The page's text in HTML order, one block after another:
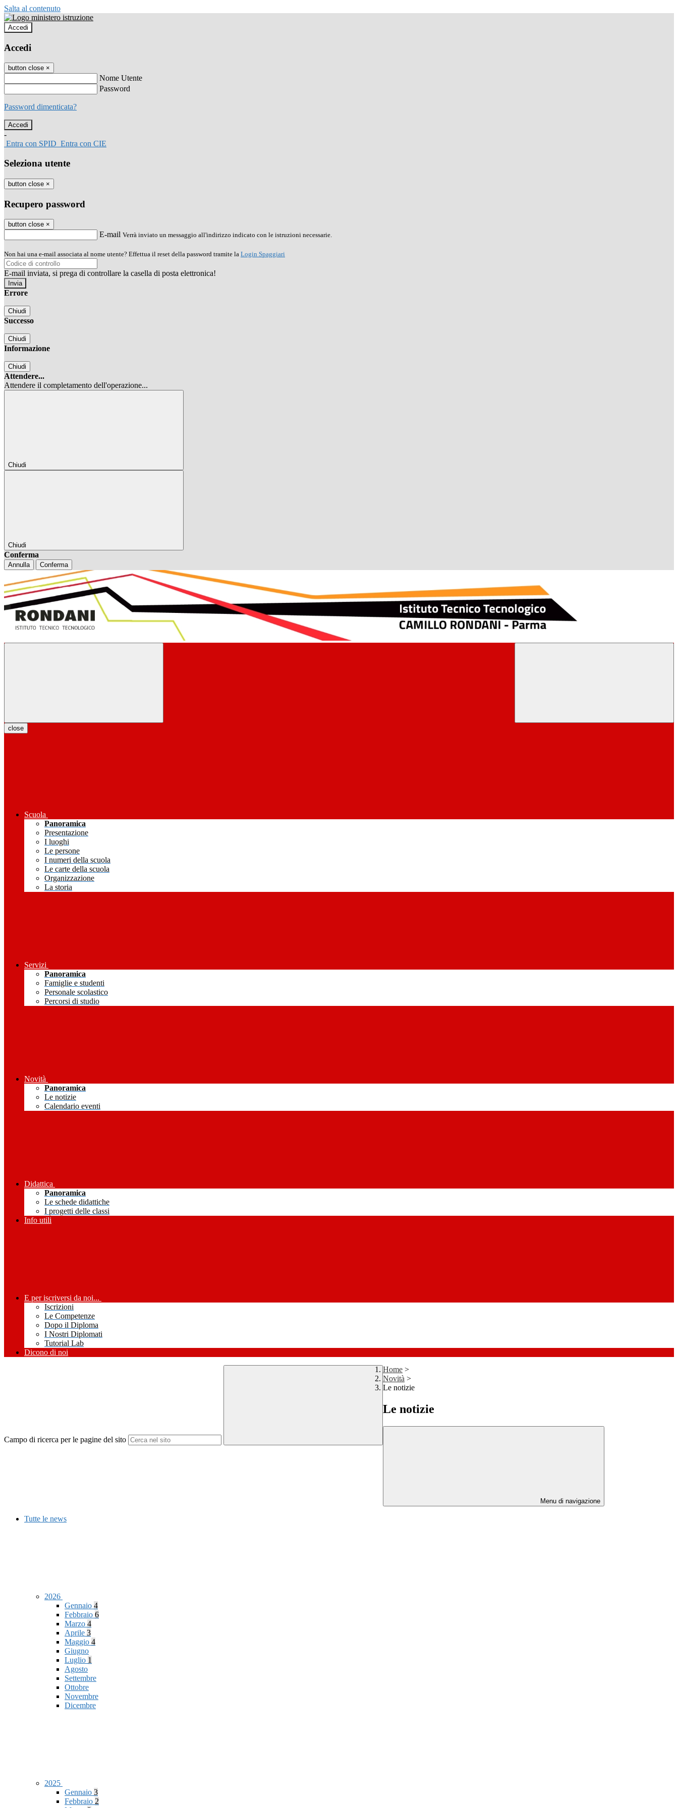
Salta al contenuto
Accedi
Accedi
button close ×
Nome Utente
Password
Password dimenticata?
-
Entra con SPID Entra con CIE
Seleziona utente
button close ×
Recupero password
button close ×
E-mail Verrà inviato un messaggio all'indirizzo indicato con le istruzioni necessarie.
Non hai una e-mail associata al nome utente? Effettua il reset della password tramite la Login Spaggiari
E-mail inviata, si prega di controllare la casella di posta elettronica!
Errore
Chiudi
Successo
Chiudi
Informazione
Chiudi
Attendere...
Attendere il completamento dell'operazione...
Chiudi
Chiudi
Conferma
Annulla Conferma
close
Scuola
Panoramica
Presentazione
I luoghi
Le persone
I numeri della scuola
Le carte della scuola
Organizzazione
La storia
Servizi
Panoramica
Famiglie e studenti
Personale scolastico
Percorsi di studio
Novità
Panoramica
Le notizie
Calendario eventi
Didattica
Panoramica
Le schede didattiche
I progetti delle classi
Info utili
E per iscriversi da noi...
Iscrizioni
Le Competenze
Dopo il Diploma
I Nostri Diplomati
Tutorial Lab
Dicono di noi
Campo di ricerca per le pagine del sito
Home >
Novità >
Le notizie
Le notizie
Menu di navigazione
Tutte le news
2026
Gennaio 4
Febbraio 6
Marzo 4
Aprile 3
Maggio 4
Giugno
Luglio 1
Agosto
Settembre
Ottobre
Novembre
Dicembre
2025
Gennaio 3
Febbraio 2